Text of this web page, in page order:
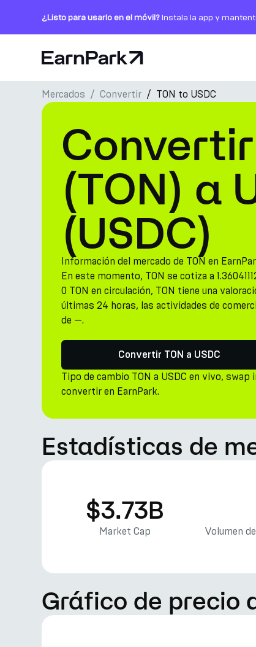
¿Listo para usarlo en el móvil?Instala la app y
Página de inicio
Productos
Mercados
Calculadoras
PARK Token
Recursos
Compañía
Mercados Convertir TON to USDC
(TON) a
(USDC)
Información del mercado de TON en
En este momento, TON se cotiza a
0 TON en circulación, TON tiene una
últimas 24 horas, las actividades de
de —.
Convertir TON a USDC
Tipo de cambio TON a USDC en vivo,
convertir en EarnPark.
Estadísticas de
$3.73B
Market Cap Volumen
Gráfico de precio